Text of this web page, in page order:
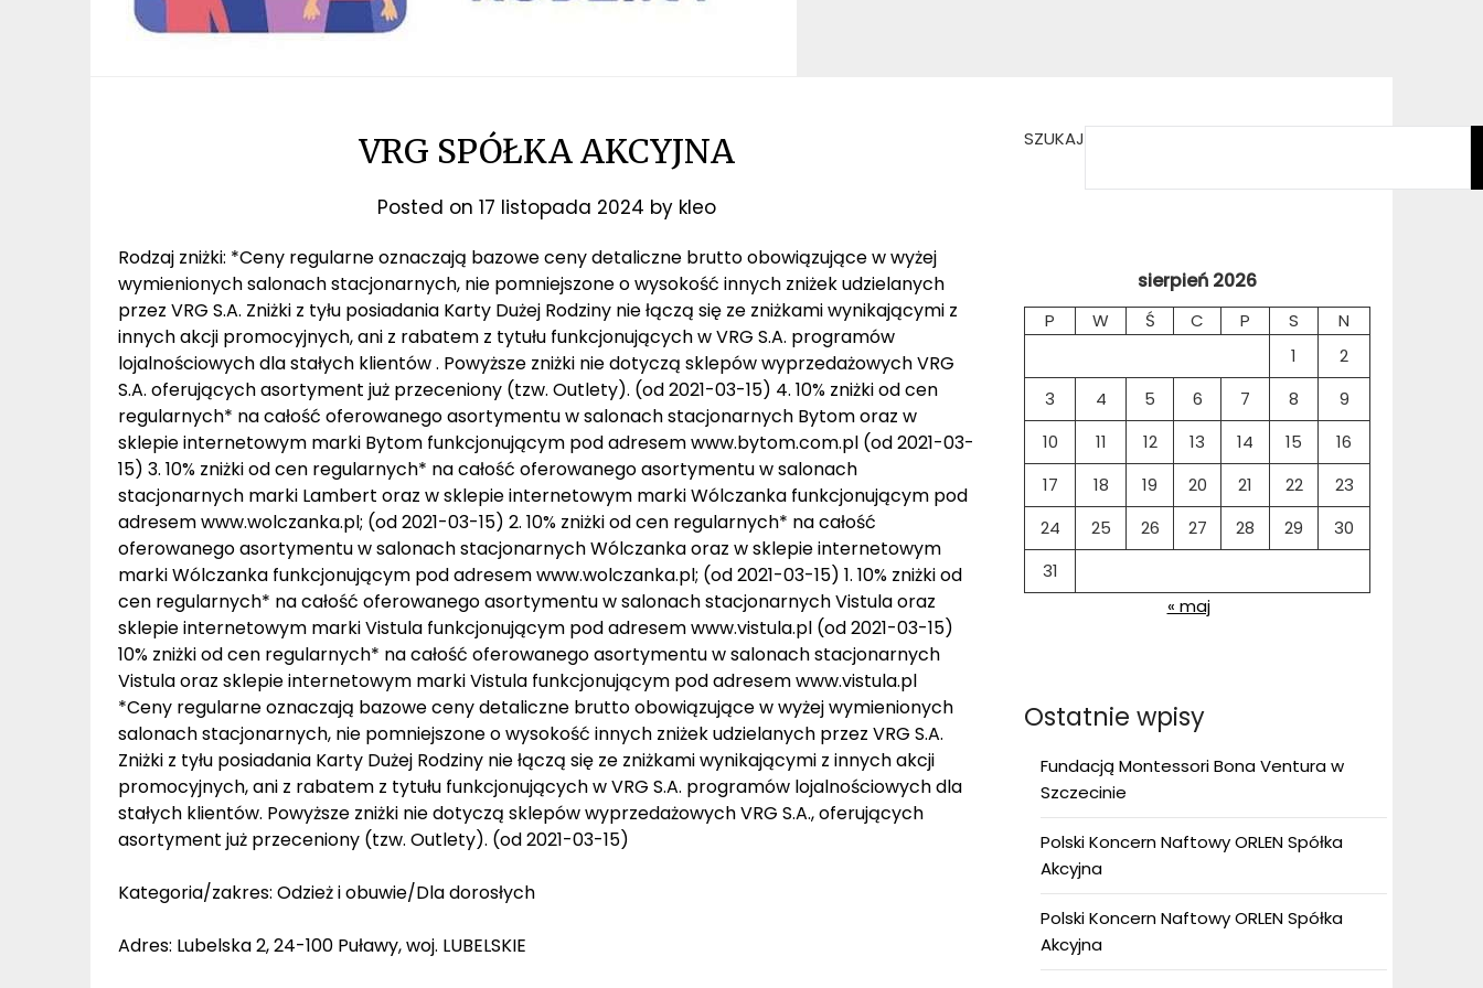
VRG SPÓŁKA AKCYJNA
Posted on 17 listopada 2024 by kleo
Rodzaj zniżki: *Ceny regularne oznaczają bazowe ceny detaliczne brutto obowiązujące w wyżej
wymienionych salonach stacjonarnych, nie pomniejszone o wysokość innych zniżek udzielanych
przez VRG S.A. Zniżki z tyłu posiadania Karty Dużej Rodziny nie łączą się ze zniżkami wynikającymi z
innych akcji promocyjnych, ani z rabatem z tytułu funkcjonujących w VRG S.A. programów
lojalnościowych dla stałych klientów . Powyższe zniżki nie dotyczą sklepów wyprzedażowych VRG
S.A. oferujących asortyment już przeceniony (tzw. Outlety). (od 2021-03-15) 4. 10% zniżki od cen
regularnych* na całość oferowanego asortymentu w salonach stacjonarnych Bytom oraz w
sklepie internetowym marki Bytom funkcjonującym pod adresem www.bytom.com.pl (od 2021-03-
15) 3. 10% zniżki od cen regularnych* na całość oferowanego asortymentu w salonach
stacjonarnych marki Lambert oraz w sklepie internetowym marki Wólczanka funkcjonującym pod
adresem www.wolczanka.pl; (od 2021-03-15) 2. 10% zniżki od cen regularnych* na całość
oferowanego asortymentu w salonach stacjonarnych Wólczanka oraz w sklepie internetowym
marki Wólczanka funkcjonującym pod adresem www.wolczanka.pl; (od 2021-03-15) 1. 10% zniżki od
cen regularnych* na całość oferowanego asortymentu w salonach stacjonarnych Vistula oraz
sklepie internetowym marki Vistula funkcjonującym pod adresem www.vistula.pl (od 2021-03-15)
10% zniżki od cen regularnych* na całość oferowanego asortymentu w salonach stacjonarnych
Vistula oraz sklepie internetowym marki Vistula funkcjonującym pod adresem www.vistula.pl
*Ceny regularne oznaczają bazowe ceny detaliczne brutto obowiązujące w wyżej wymienionych
salonach stacjonarnych, nie pomniejszone o wysokość innych zniżek udzielanych przez VRG S.A.
Zniżki z tyłu posiadania Karty Dużej Rodziny nie łączą się ze zniżkami wynikającymi z innych akcji
promocyjnych, ani z rabatem z tytułu funkcjonujących w VRG S.A. programów lojalnościowych dla
stałych klientów. Powyższe zniżki nie dotyczą sklepów wyprzedażowych VRG S.A., oferujących
asortyment już przeceniony (tzw. Outlety). (od 2021-03-15)
Kategoria/zakres: Odzież i obuwie/Dla dorosłych
Adres: Lubelska 2, 24-100 Puławy, woj. LUBELSKIE
SZUKAJ
sierpień 2026
P W Ś C P S
N
1
2
3
4 5 6 7 8
9
10
11 12 13 14 15
16
17
18 19 20 21 22
23
24
25 26 27 28 29
30
31
« maj
Ostatnie wpisy
Fundacją Montessori Bona Ventura w
Szczecinie
Polski Koncern Naftowy ORLEN Spółka
Akcyjna
Polski Koncern Naftowy ORLEN Spółka
Akcyjna